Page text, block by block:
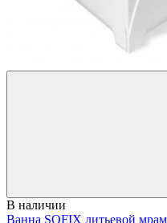
В наличии
Ванна SOFIX литьевой